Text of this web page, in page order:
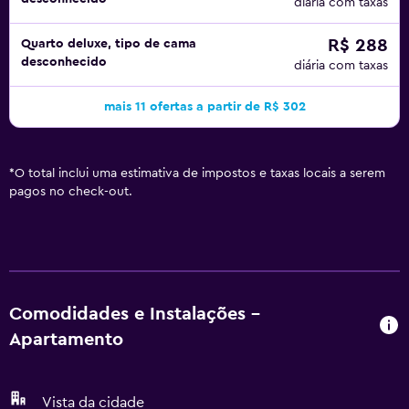
diária com taxas
Quarto deluxe, tipo de cama
desconhecido
R$ 288
diária com taxas
mais 11 ofertas a partir de R$ 302
*O total inclui uma estimativa de impostos e taxas locais a serem
pagos no check-out.
Comodidades e Instalações -
Apartamento
Vista da cidade